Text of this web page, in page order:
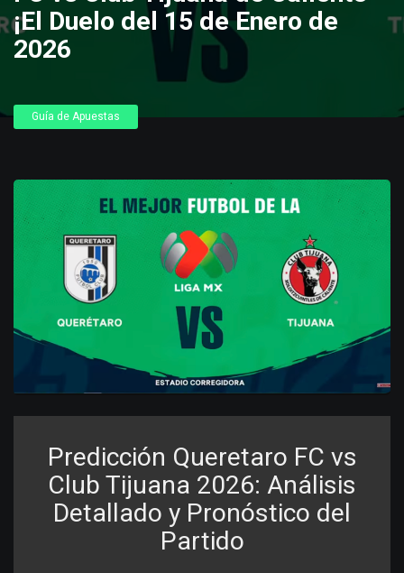
¡El Duelo del 15 de Enero de
2026
Guía de Apuestas
Predicción Queretaro FC vs
Club Tijuana 2026: Análisis
Detallado y Pronóstico del
Partido